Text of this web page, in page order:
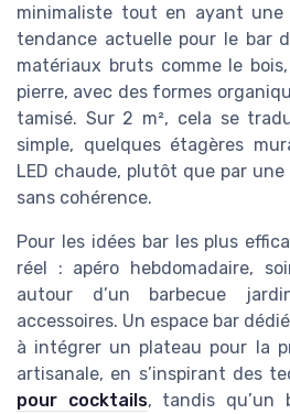
minimaliste tout en ayant une
tendance actuelle pour le bar
matériaux bruts comme le
pierre, avec des formes
tamisé. Sur 2 m², cela se
simple, quelques étagères
LED chaude, plutôt que par
sans cohérence.
Pour les idées bar les plus
réel : apéro hebdomadaire,
autour d’un barbecue
accessoires. Un espace bar
à intégrer un plateau pour la
artisanale, en s’inspirant des
pour cocktails, tandis qu’un